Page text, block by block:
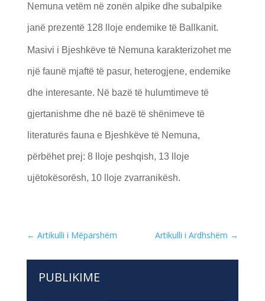
Nemuna vetëm në zonën alpike dhe subalpike
janë prezentë 128 lloje endemike të Ballkanit.
Masivi i Bjeshkëve të Nemuna karakterizohet me
një faunë mjaftë të pasur, heterogjene, endemike
dhe interesante. Në bazë të hulumtimeve të
gjertanishme dhe në bazë të shënimeve të
literaturës fauna e Bjeshkëve të Nemuna,
përbëhet prej: 8 lloje peshqish, 13 lloje
ujëtokësorësh, 10 lloje zvarranikësh.
← Artikulli i Mëparshëm Artikulli i Ardhshëm →
PUBLIKIME